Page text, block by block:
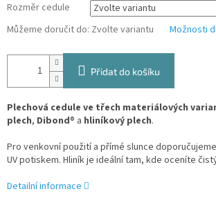
Rozměr cedule
Můžeme doručit do: Zvolte variantu Možnosti
Přidat do košíku
Plechová cedule ve třech materiálových
plech, Dibond® a hliníkový plech.
Pro venkovní použití a přímé slunce
UV potiskem. Hliník je ideální tam, kde oceníte
Detailní informace